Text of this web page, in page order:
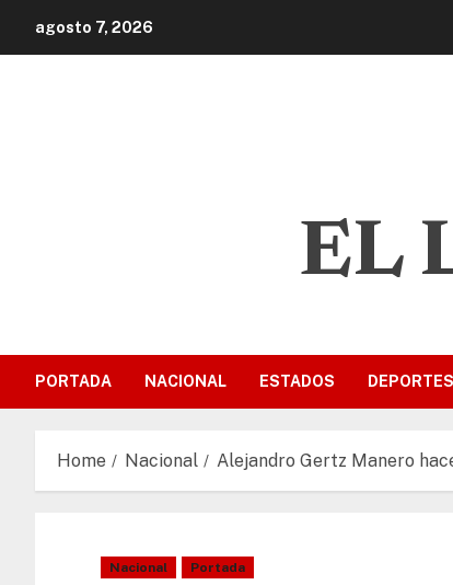
agosto 7, 2026
EL
PORTADA NACIONAL ESTADOS DEPORTES
Home Nacional Alejandro Gertz Manero
Nacional Portada